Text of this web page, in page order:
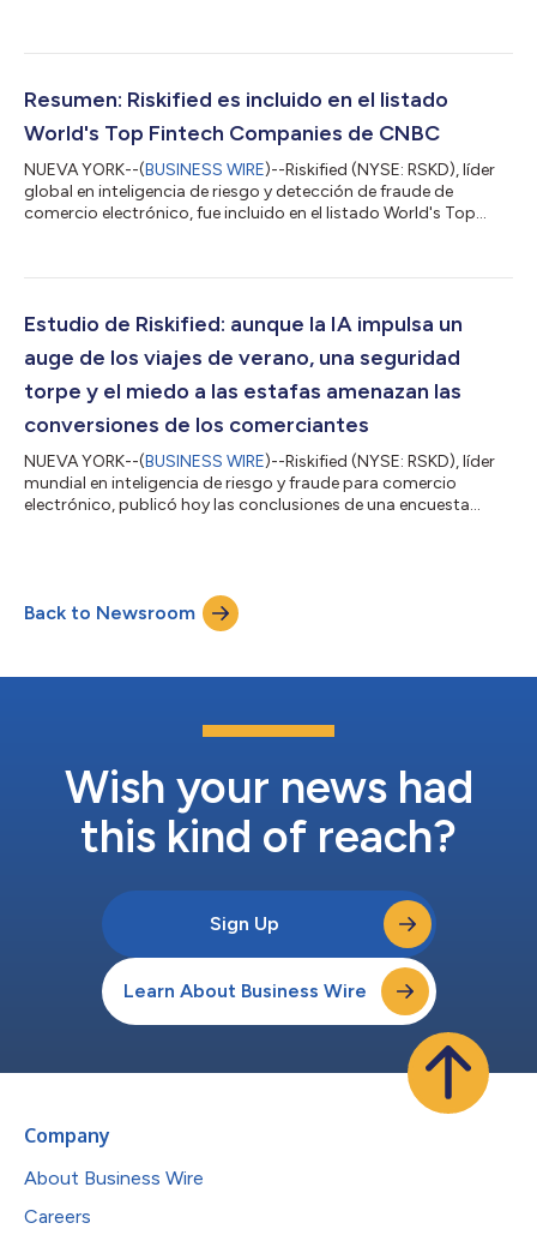
de la plataforma de Marqeta acceso a la inteligencia de riesgo
emisores a tomar decisiones de autorización más precisas,
Resumen: Riskified es incluido en el listado
World's Top Fintech Companies de CNBC
NUEVA YORK--(BUSINESS WIRE)--Riskified (NYSE: RSKD), líder
global en inteligencia de riesgo y detección de fraude de
comercio electrónico, fue incluido en el listado World's Top
la producción de CNBC en colaboración con Statista Inc., la
anunciado el 22 de julio de 2026 y está disponible en el sitio
Estudio de Riskified: aunque la IA impulsa un
auge de los viajes de verano, una seguridad
torpe y el miedo a las estafas amenazan las
conversiones de los comerciantes
NUEVA YORK--(BUSINESS WIRE)--Riskified (NYSE: RSKD), líder
mundial en inteligencia de riesgo y fraude para comercio
electrónico, publicó hoy las conclusiones de una encuesta
viajes con tecnología de IA de los consumidores. La encuesta,
realizada a más de 4000 consumidores en los Estados Unidos,
Back to Newsroom
Wish your news had
this kind of reach?
Sign Up
Learn About Business Wire
Company
About Business Wire
Careers